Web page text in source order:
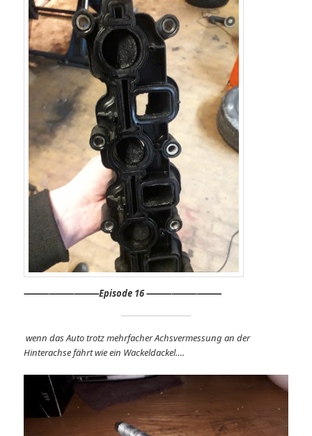
⸻⸻⸻Episode 16 ⸻⸻⸻
wenn das Auto trotz mehrfacher Achsvermessung an der
Hinterachse fährt wie ein Wackeldackel….